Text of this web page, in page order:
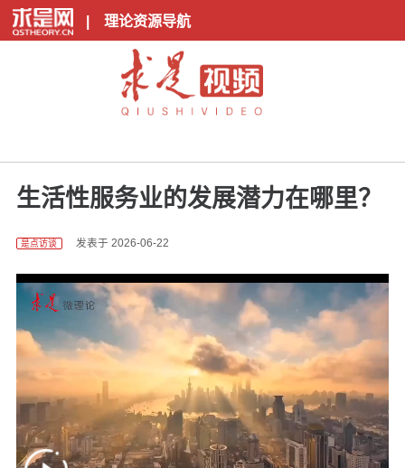
| 理论资源导航
生活性服务业的发展潜力在哪里？
是点访谈 发表于 2026-06-22